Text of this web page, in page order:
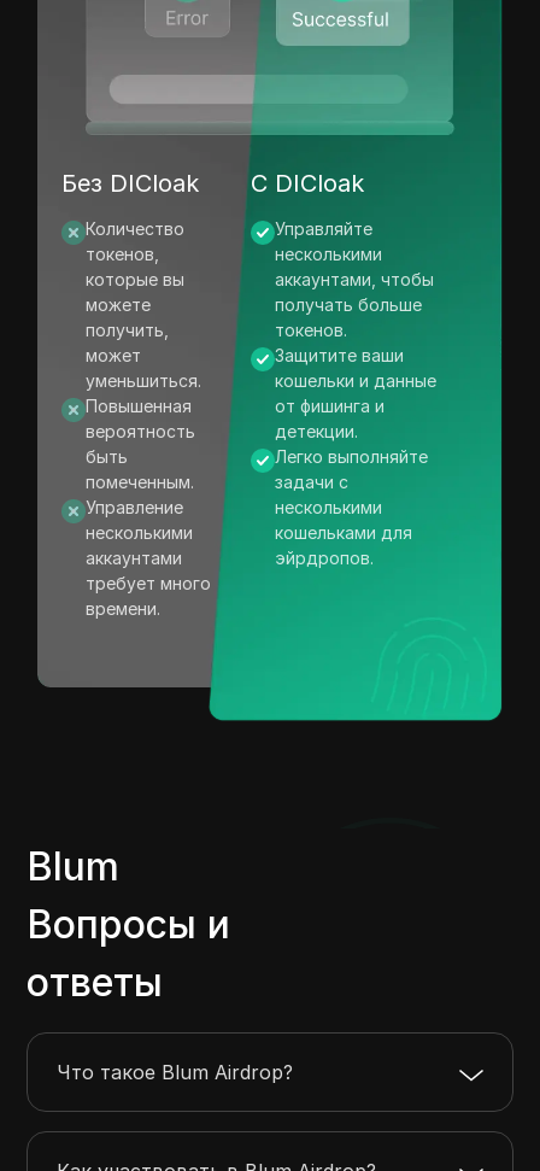
Без DICloak
Количество
токенов,
которые вы
можете
получить,
может
уменьшиться.
Повышенная
вероятность
быть
помеченным.
Управление
несколькими
аккаунтами
требует много
времени.
С DICloak
Управляйте
несколькими
аккаунтами, чтобы
получать больше
токенов.
Защитите ваши
кошельки и данные
от фишинга и
детекции.
Легко выполняйте
задачи с
несколькими
кошельками для
эйрдропов.
Blum
Вопросы и
ответы
Что такое Blum Airdrop?